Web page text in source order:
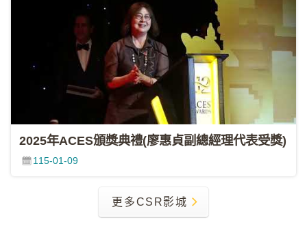
2025年ACES頒獎典禮(廖惠貞副總經理代表受獎)
115-01-09
更多CSR影城